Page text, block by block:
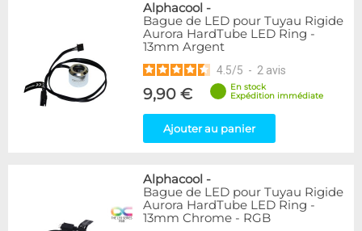
4
4
3
EK Water Blocks
15
Lamptron
4
ModderSmart
6
77
3
3
7
Violet
1
Alphacool -
Bague de LED pour Tuyau Rigide
Aurora HardTube LED Ring -
13mm Argent
4.5/5 - 2 avis
9,90 €
En stock
Expédition immédiate
Ajouter au panier
Alphacool -
Bague de LED pour Tuyau Rigide
Aurora HardTube LED Ring -
13mm Chrome - RGB